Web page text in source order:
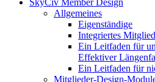
SkyCiv Member Design
Allgemeines
Eigenständige
Integriertes
Ein Leitfaden für
Effektiver
Ein Leitfaden für
Mitglieder-Design-